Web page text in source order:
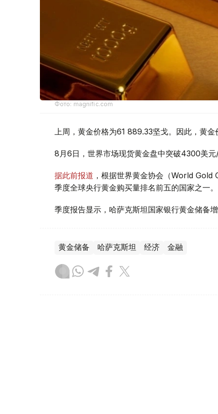
Фото: magnific.com
上周，黄金价格为61 889.33坚戈。因此，黄
8月6日，世界市场现货黄金盘中突破4300美
据此前报道 ，根据世界黄金协会（World
季度全球央行黄金购买量排名前五的国家之一。
季度报告显示，哈萨克斯坦国家银行黄金储备
黄金储备 哈萨克斯坦 经济 金融